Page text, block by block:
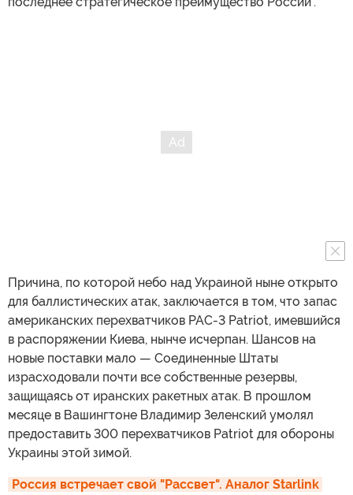
Причина, по которой небо над Украиной ныне открыто
для баллистических атак, заключается в том, что запас
американских перехватчиков PAC-3 Patriot, имевшийся
в распоряжении Киева, нынче исчерпан. Шансов на
новые поставки мало — Соединенные Штаты
израсходовали почти все собственные резервы,
защищаясь от иранских ракетных атак. В прошлом
месяце в Вашингтоне Владимир Зеленский умолял
предоставить 300 перехватчиков Patriot для обороны
Украины этой зимой.
Россия встречает свой "Рассвет". Аналог Starlink